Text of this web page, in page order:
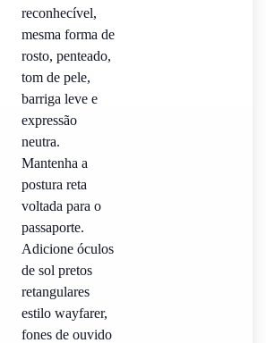
reconhecível,
mesma forma de
rosto, penteado,
tom de pele,
barriga leve e
expressão
neutra.
Mantenha a
postura reta
voltada para o
passaporte.
Adicione óculos
de sol pretos
retangulares
estilo wayfarer,
fones de ouvido